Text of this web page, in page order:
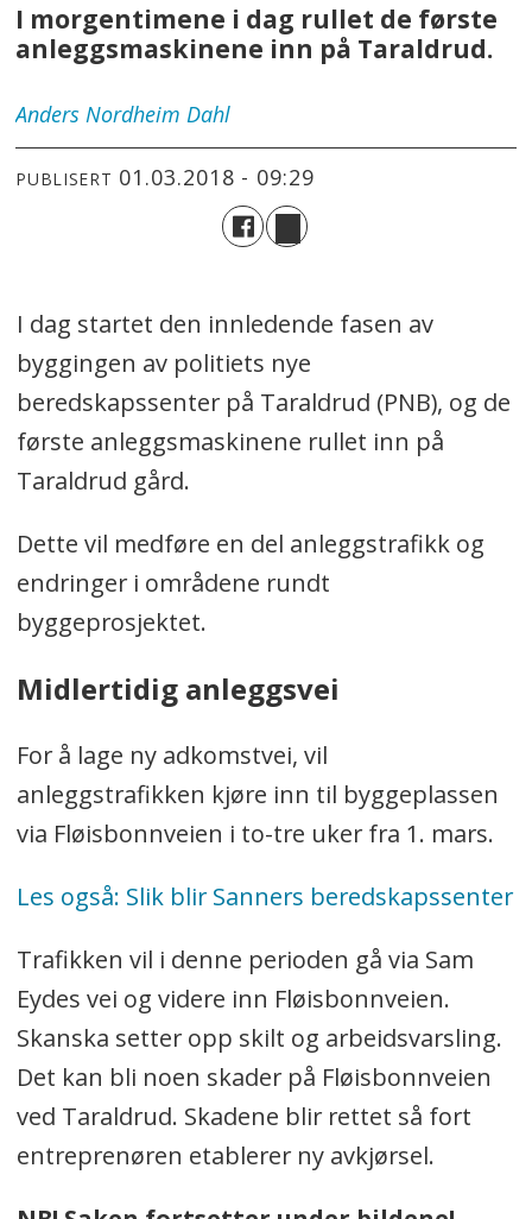
I morgentimene i dag rullet de første
anleggsmaskinene inn på Taraldrud.
Anders Nordheim Dahl
PUBLISERT 01.03.2018 - 09:29
I dag startet den innledende fasen av
byggingen av politiets nye
beredskapssenter på Taraldrud (PNB), og de
første anleggsmaskinene rullet inn på
Taraldrud gård.
Dette vil medføre en del anleggstrafikk og
endringer i områdene rundt
byggeprosjektet.
Midlertidig anleggsvei
For å lage ny adkomstvei, vil
anleggstrafikken kjøre inn til byggeplassen
via Fløisbonnveien i to-tre uker fra 1. mars.
Les også: Slik blir Sanners beredskapssenter
Trafikken vil i denne perioden gå via Sam
Eydes vei og videre inn Fløisbonnveien.
Skanska setter opp skilt og arbeidsvarsling.
Det kan bli noen skader på Fløisbonnveien
ved Taraldrud. Skadene blir rettet så fort
entreprenøren etablerer ny avkjørsel.